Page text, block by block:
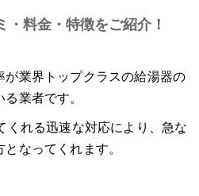
・料金・特徴をご紹介！
が業界トップクラスの給湯器の
業者です。
くれる迅速な対応により、急な
なってくれます。